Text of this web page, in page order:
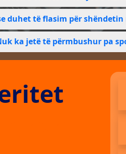
duhet të flasim për shëndetin
ka jetë të përmbushur pa